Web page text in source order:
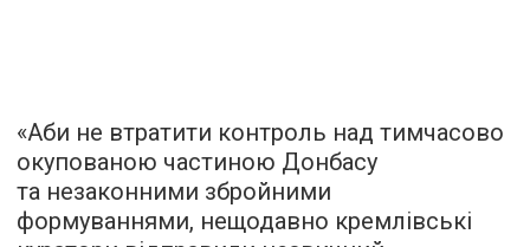
«Аби не втратити контроль над тимчасово
окупованою частиною Донбасу
та незаконними збройними
формуваннями, нещодавно кремлівські